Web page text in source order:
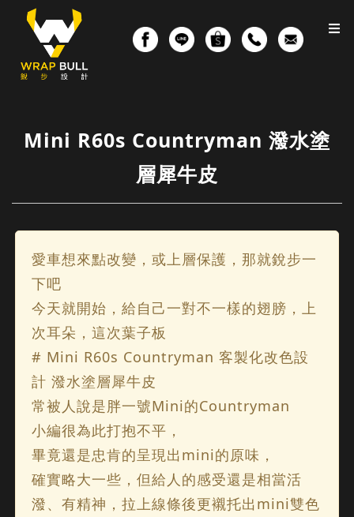
Mini R60s Countryman 潑水塗
層犀牛皮
愛車想來點改變，或上層保護，那就銳步一
下吧
今天就開始，給自己一對不一樣的翅膀，上
次耳朵，這次葉子板
# Mini R60s Countryman 客製化改色設
計 潑水塗層犀牛皮
常被人說是胖一號Mini的Countryman
小編很為此打抱不平，
畢竟還是忠肯的呈現出mini的原味，
確實略大一些，但給人的感受還是相當活
潑、有精神，拉上線條後更襯托出mini雙色